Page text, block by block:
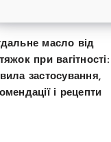
масло від
при вагітності:
застосування,
і рецепти